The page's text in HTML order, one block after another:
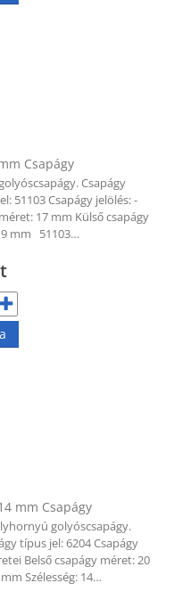
Csapágy
Csapágy
51103 Csapágy jelölés: -
17 mm Külső csapágy
9 mm 51103…
mm Csapágy
golyóscsapágy.
típus jel: 6204 Csapágy
Belső csapágy méret: 20
Szélesség: 14…